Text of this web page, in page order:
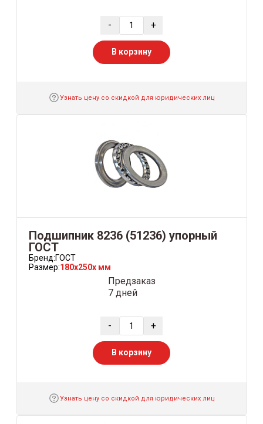
- +
В корзину
Узнать цену со скидкой для юридических лиц
Подшипник 8236 (51236) упорный
ГОСТ
Бренд:ГОСТ
Размер:180x250x мм
Предзаказ
7 дней
- +
В корзину
Узнать цену со скидкой для юридических лиц